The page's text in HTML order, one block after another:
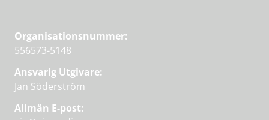
Organisationsnummer:
556573-5148
Ansvarig Utgivare:
Jan Söderström
Allmän E-post: